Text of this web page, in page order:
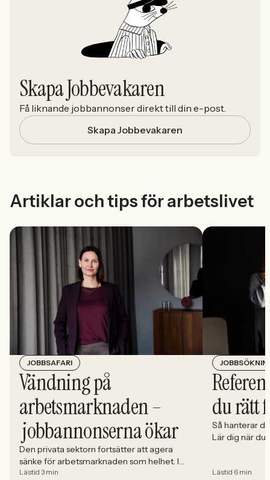
Skapa Jobbevakaren
Få liknande jobbannonser direkt till din e-post.
Skapa Jobbevakaren
Artiklar och tips för arbetslivet
JOBBSAFARI
Vändning på
arbetsmarknaden –
jobbannonserna ökar
Den privata sektorn fortsätter att agera
sänke för arbetsmarknaden som helhet. I
april minskade antalet jobbannonser i
Lästid 3 min
du rätt
Så hanterar
Lär dig när du
Lästid 6 min